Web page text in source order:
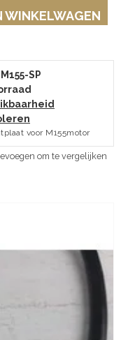
WINKELWAGEN
SP
voor M155motor
om te vergelijken